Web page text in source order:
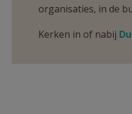
organisaties, in de
Kerken in of nabij